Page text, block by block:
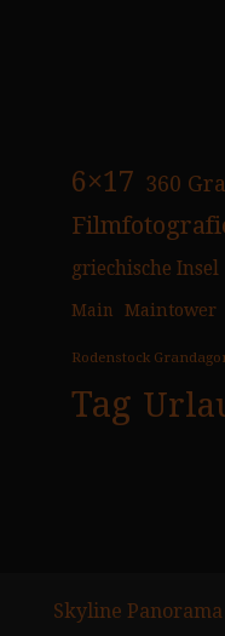
6×17 360
griechische Insel
Main Maintower
Rodenstock
Tag
Skyline